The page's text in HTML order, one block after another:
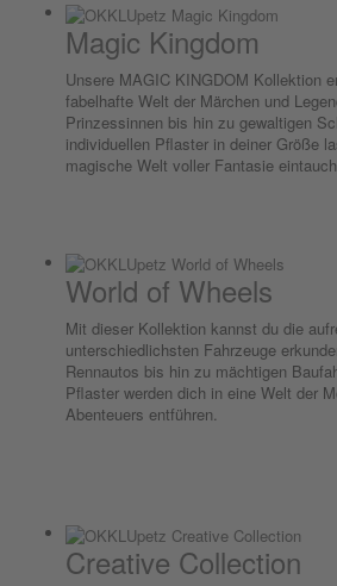
Magic Kingdom
Unsere MAGIC KINGDOM Kollektion
fabelhafte Welt der Märchen und
Prinzessinnen bis hin zu gewaltigen
individuellen Pflaster in deiner Größe
magische Welt voller Fantasie
World of Wheels
Mit dieser Kollektion kannst du die
unterschiedlichsten Fahrzeuge
Rennautos bis hin zu mächtigen
Pflaster werden dich in eine Welt der
Abenteuers entführen.
Creative Collection